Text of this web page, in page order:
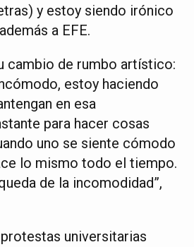
y estoy siendo irónico
a EFE.
cambio de rumbo artístico:
estoy haciendo
en esa
para hacer cosas
uno se siente cómodo
lo mismo todo el tiempo.
de la incomodidad”,
universitarias